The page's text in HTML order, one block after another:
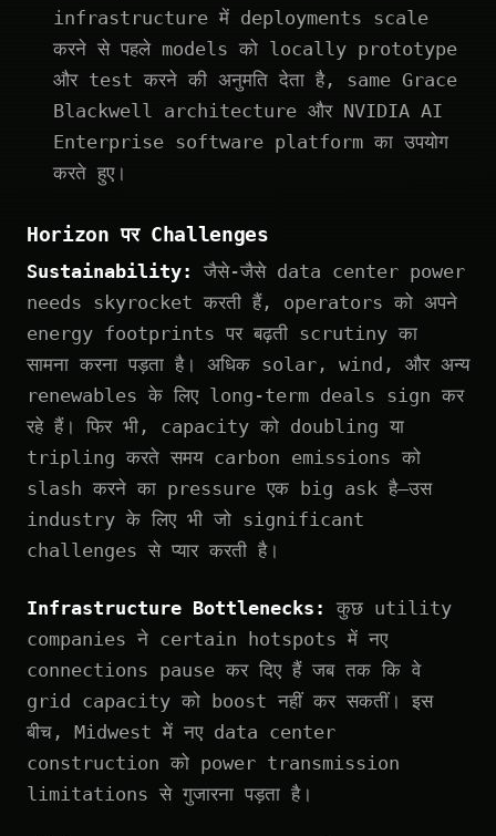
infrastructure में deployments scale
करने से पहले models को locally prototype
और test करने की अनुमति देता है, same Grace
Blackwell architecture और NVIDIA AI
Enterprise software platform का उपयोग
करते हुए।
Horizon पर Challenges
Sustainability:
जैसे-जैसे data center power
needs skyrocket करती हैं, operators को अपने
energy footprints पर बढ़ती scrutiny का
सामना करना पड़ता है। अधिक solar, wind, और अन्य
renewables के लिए long-term deals sign कर
रहे हैं। फिर भी, capacity को doubling या
tripling करते समय carbon emissions को
slash करने का pressure एक big ask है—उस
industry के लिए भी जो significant
challenges से प्यार करती है।
Infrastructure Bottlenecks:
कुछ utility
companies ने certain hotspots में नए
connections pause कर दिए हैं जब तक कि वे
grid capacity को boost नहीं कर सकतीं। इस
बीच, Midwest में नए data center
construction को power transmission
limitations से गुजारना पड़ता है।